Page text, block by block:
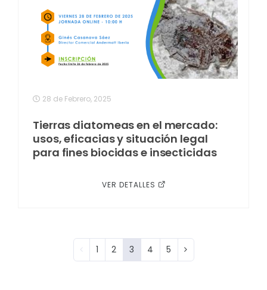
28 de Febrero, 2025
Tierras diatomeas en el mercado:
usos, eficacias y situación legal
para fines biocidas e insecticidas
VER DETALLES
1 2 3 4 5